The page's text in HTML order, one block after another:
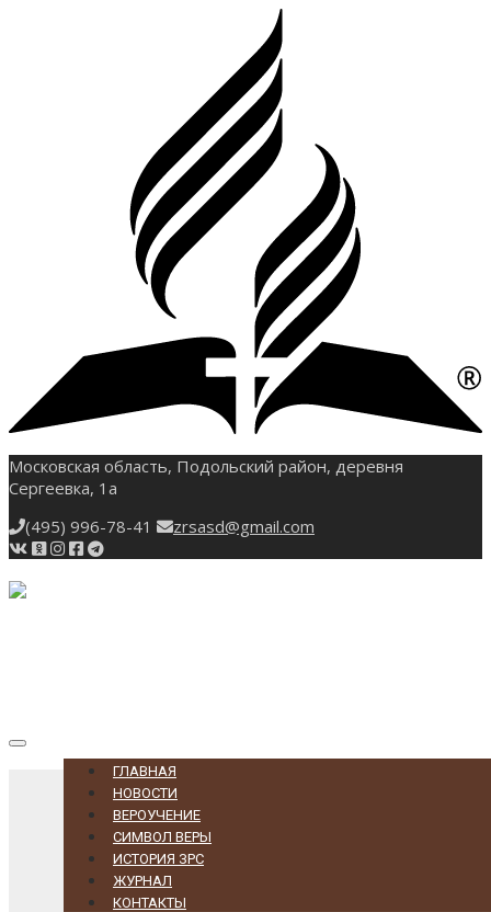
Московская область, Подольский район, деревня
Сергеевка, 1а
(495) 996-78-41
zrsasd@gmail.com
Toggle
ГЛАВНАЯ
НОВОСТИ
ВЕРОУЧЕНИЕ
СИМВОЛ ВЕРЫ
ИСТОРИЯ ЗРС
ЖУРНАЛ
КОНТАКТЫ